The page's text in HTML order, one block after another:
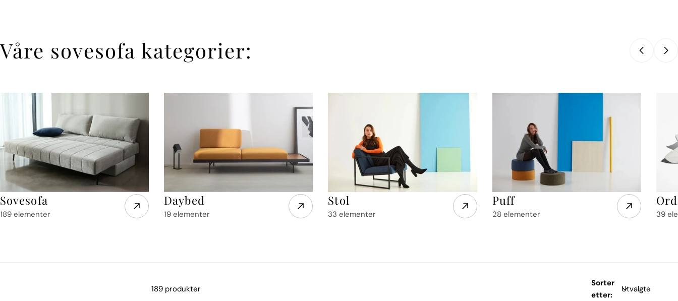
Våre sovesofa kategorier:
Sovesofa
189 elementer
Daybed
19 elementer
Stol
33 elementer
Puff
28 elementer 39
189 produkter
Sorter
etter: